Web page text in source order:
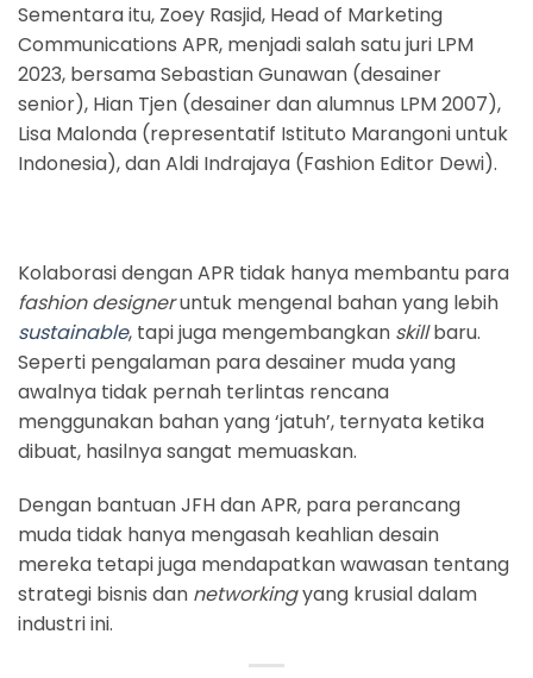
Sementara itu, Zoey Rasjid, Head of Marketing
Communications APR, menjadi salah satu juri LPM
2023, bersama Sebastian Gunawan (desainer
senior), Hian Tjen (desainer dan alumnus LPM 2007),
Lisa Malonda (representatif Istituto Marangoni untuk
Indonesia), dan Aldi Indrajaya (Fashion Editor Dewi).
Kolaborasi dengan APR tidak hanya membantu para
fashion designeruntuk mengenal bahan yang lebih
sustainable, tapi juga mengembangkan skillbaru.
Seperti pengalaman para desainer muda yang
awalnya tidak pernah terlintas rencana
menggunakan bahan yang ‘jatuh’, ternyata ketika
dibuat, hasilnya sangat memuaskan.
Dengan bantuan JFH dan APR, para perancang
muda tidak hanya mengasah keahlian desain
mereka tetapi juga mendapatkan wawasan tentang
strategi bisnis dan networkingyang krusial dalam
industri ini.